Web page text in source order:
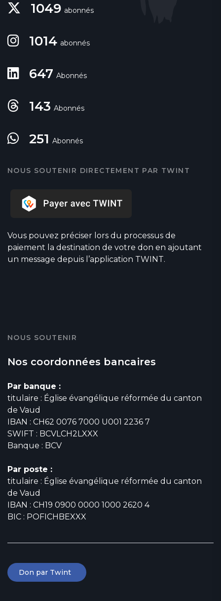
1049 abonnés
1014 abonnés
647 Abonnés
143 Abonnés
251 Abonnés
NOUS SOUTENIR DIRECTEMENT PAR TWINT
Vous pouvez préciser lors du processus de
paiement la destination de votre don en ajoutant
un message depuis l’application TWINT.
NOUS SOUTENIR
Nos coordonnées bancaires
Par banque :
titulaire : Église évangélique réformée du canton
de Vaud
IBAN : CH62 0076 7000 U001 2236 7
SWIFT : BCVLCH2LXXX
Banque : BCV
Par poste :
titulaire : Église évangélique réformée du canton
de Vaud
IBAN : CH19 0900 0000 1000 2620 4
BIC : POFICHBEXXX
Don par Twint